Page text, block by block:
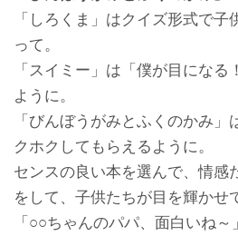
「しろくま」はクイズ形式で
って。
「スイミー」は「僕が目にな
ように。
「びんぼうがみとふくのかみ
クホクしてもらえるように。
センスの良い本を選んで、情感
をして、子供たちが目を輝かせ
「○○ちゃんのパパ、面白いね